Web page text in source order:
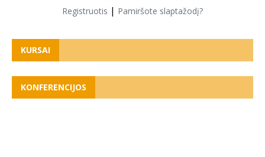
Registruotis | Pamiršote slaptažodį?
KURSAI
KONFERENCIJOS